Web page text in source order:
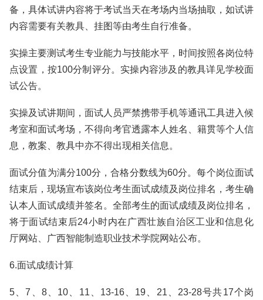
备，具体试讲内容将于考试当天在考场内当场抽取，如试讲
内容需要有关教具、挂图等由考生自行准备。
实操主要测试考生专业能力与技能水平，时间按照各岗位特
点设置，按100分制评分。实操内容涉及的教具详见学校面
试公告。
实操及试讲期间，面试人员严禁携带手机等通讯工具进入候
考室和面试考场，不得向考官透露本人姓名、籍贯等个人信
息，教案、教具中亦不得出现相关信息。
面试分值为满分100分，合格分数线为60分。每个岗位面试
结束后，现场宣布该岗位考生面试成绩及岗位排名，考生确
认本人面试成绩并签名。全部考生的面试成绩及岗位排名，
将于面试结束后24小时内在广西壮族自治区工业和信息化
厅网站、广西智能制造职业技术学院网站公布。
6.面试成绩计算
5、7、8、10、11、13-16、19、21、23-28号共17个岗